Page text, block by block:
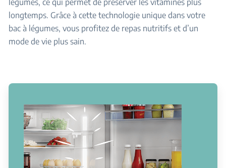
légumes, ce qui permet de préserver les vitamines plus
longtemps. Grâce à cette technologie unique dans votre
bac à légumes, vous profitez de repas nutritifs et d’un
mode de vie plus sain.